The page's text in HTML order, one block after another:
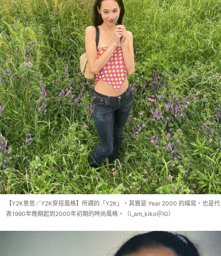
【Y2K意思／Y2K穿搭風格】所謂的「Y2K」，其實是 Year 2000 的縮寫，也是代
表1990年晚期起到2000年初期的時尚風格。（i_am_kiko＠IG）